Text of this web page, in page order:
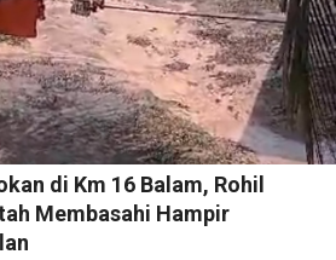
di Km 16 Balam, Rohil
Membasahi Hampir